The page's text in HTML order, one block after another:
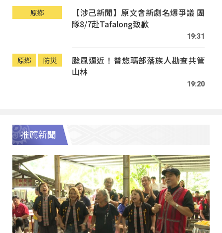
原鄉
【涉己新聞】原文會新劇名爆爭議 團
隊8/7赴Tafalong致歉
19:31
原鄉 防災
颱風逼近！普悠瑪部落族人勘查共管
山林
19:20
推薦新聞